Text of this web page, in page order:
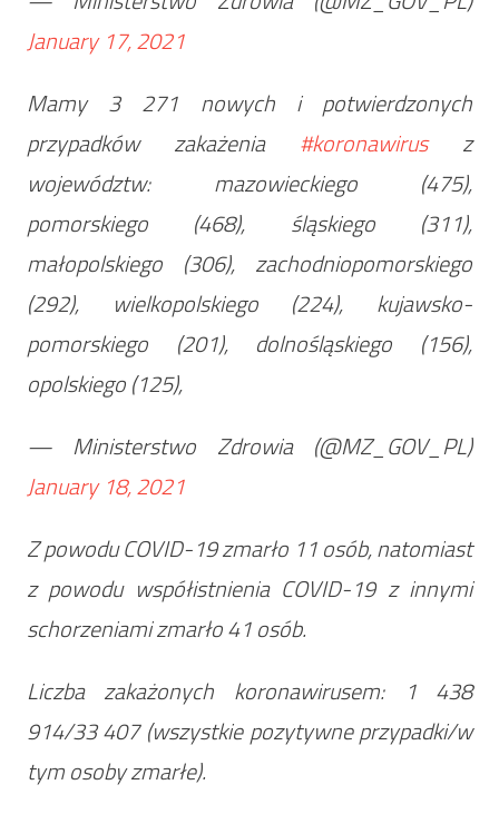
January 17, 2021
Mamy 3 271 nowych i potwierdzonych
przypadków zakażenia #koronawirusz
województw: mazowieckiego (475),
pomorskiego (468), śląskiego (311),
małopolskiego (306), zachodniopomorskiego
(292), wielkopolskiego (224), kujawsko-
pomorskiego (201), dolnośląskiego (156),
opolskiego (125),
— Ministerstwo Zdrowia (@MZ_GOV_PL)
January 18, 2021
Z powodu COVID-19 zmarło 11 osób, natomiast
z powodu współistnienia COVID-19 z innymi
schorzeniami zmarło 41 osób.
Liczba zakażonych koronawirusem: 1 438
914/33 407 (wszystkie pozytywne przypadki/w
tym osoby zmarłe).